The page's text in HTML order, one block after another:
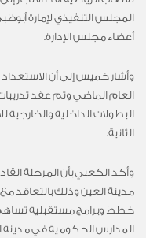
المجلس التنفيذي لإمارة
أعضاء مجلس الإدارة.
وأشار خميس إلى أن الاستعداد
العام الماضي وتم عقد
البطولات الداخلية
الثانية.
وأكد الكعبي بأن المرحلة
مدينة العين وذلك بالتعاقد
خطط وبرامج مستقبلية تساهم
المدارس الحكومية في مدينة